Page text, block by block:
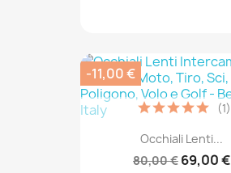
Occhiali Lenti...
80,00 € 69,00 €
(1)
-11,00 €